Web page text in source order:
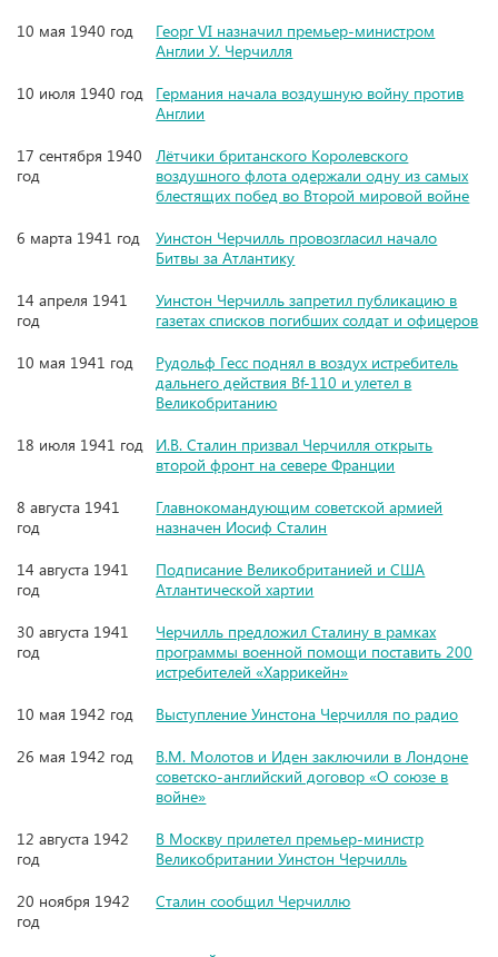
10 мая 1940 год
Георг VI назначил премьер-министром
Англии У. Черчилля
10 июля 1940 год
Германия начала воздушную войну против
Англии
17 сентября 1940
год
Лётчики британского Королевского
воздушного флота одержали одну из самых
блестящих побед во Второй мировой войне
6 марта 1941 год
Уинстон Черчилль провозгласил начало
Битвы за Атлантику
14 апреля 1941
год
Уинстон Черчилль запретил публикацию в
газетах списков погибших солдат и офицеров
10 мая 1941 год
Рудольф Гесс поднял в воздух истребитель
дальнего действия Bf-110 и улетел в
Великобританию
18 июля 1941 год
И.В. Сталин призвал Черчилля открыть
второй фронт на севере Франции
8 августа 1941
год
Главнокомандующим советской армией
назначен Иосиф Сталин
14 августа 1941
год
Подписание Великобританией и США
Атлантической хартии
30 августа 1941
год
Черчилль предложил Сталину в рамках
программы военной помощи поставить 200
истребителей «Харрикейн»
10 мая 1942 год
Выступление Уинстона Черчилля по радио
26 мая 1942 год
В.М. Молотов и Иден заключили в Лондоне
советско-английский договор «О союзе в
войне»
12 августа 1942
год
В Москву прилетел премьер-министр
Великобритании Уинстон Черчилль
20 ноября 1942
год
Сталин сообщил Черчиллю